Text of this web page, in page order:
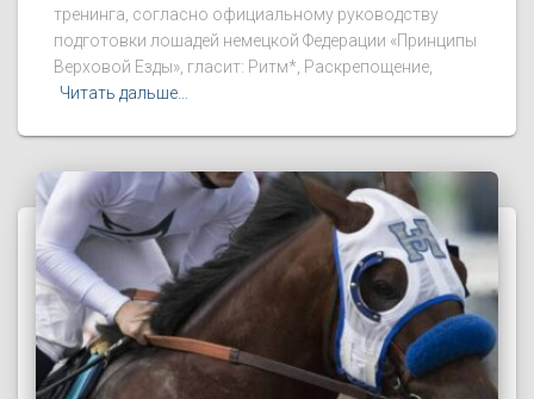
тренинга, согласно официальному руководству
подготовки лошадей немецкой Федерации «Принципы
Верховой Езды», гласит: Ритм*, Раскрепощение,
Читать дальше…